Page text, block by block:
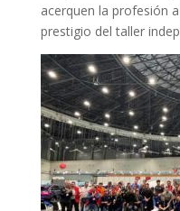
acerquen la profesión
prestigio del taller